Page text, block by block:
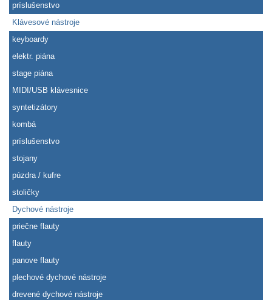
príslušenstvo
Klávesové nástroje
keyboardy
elektr. piána
stage piána
MIDI/USB klávesnice
syntetizátory
kombá
príslušenstvo
stojany
púzdra / kufre
stoličky
Dychové nástroje
priečne flauty
flauty
panove flauty
plechové dychové nástroje
drevené dychové nástroje